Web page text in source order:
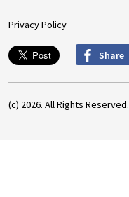
Privacy Policy
Share
(c) 2026. All Rights Reserved.